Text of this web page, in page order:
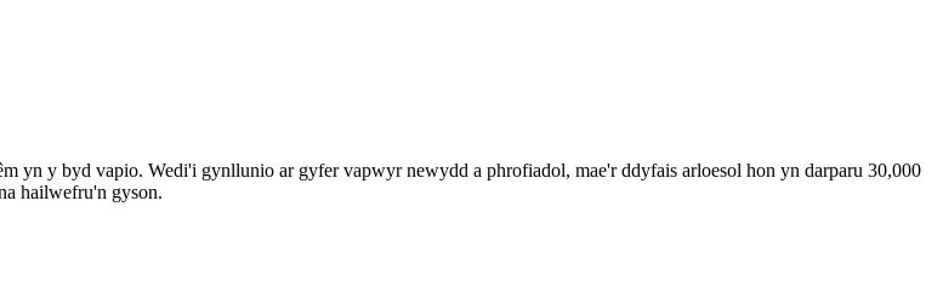
yn y byd vapio. Wedi'i gynllunio ar gyfer vapwyr newydd a phrofiadol, mae'r ddyfais arloesol hon yn darparu 30,000
hailwefru'n gyson.